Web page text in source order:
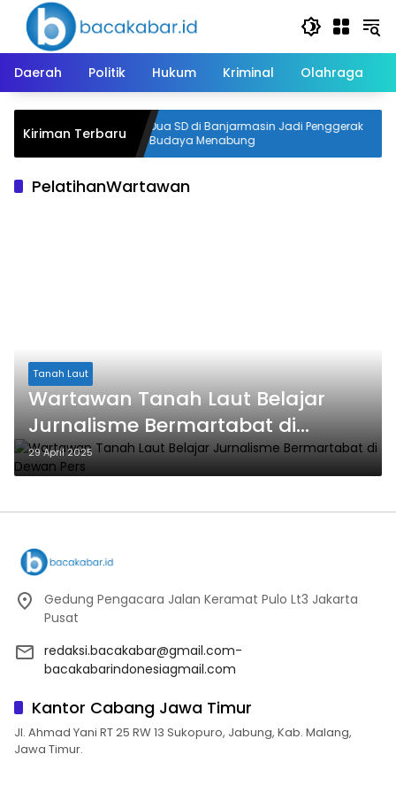
Langsung
konten
Daerah
Politik Hukum Kriminal Olahraga
Kiriman Terbaru
Terbakar,
Dua SD di Banjarmasin Jadi Penggerak
Budaya Menabung
PelatihanWartawan
Tanah Laut
Wartawan Tanah Laut Belajar
Jurnalisme Bermartabat di
Dewan Pers
29 April 2025
Gedung Pengacara Jalan Keramat Pulo Lt3 Jakarta
Pusat
redaksi.bacakabar@gmail.com-
bacakabarindonesiagmail.com
Kantor Cabang Jawa Timur
Jl. Ahmad Yani RT 25 RW 13 Sukopuro, Jabung, Kab. Malang,
Jawa Timur.